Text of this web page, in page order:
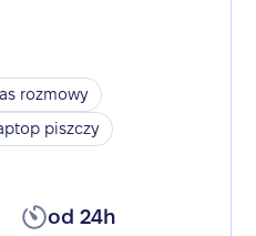
rozmowy
piszczy
od 24h